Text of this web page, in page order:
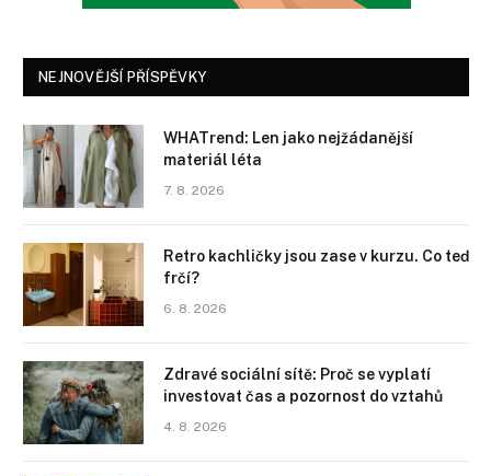
NEJNOVĚJŠÍ PŘÍSPĚVKY
WHATrend: Len jako nejžádanější
materiál léta
7. 8. 2026
Retro kachličky jsou zase v kurzu. Co teď
frčí?
6. 8. 2026
Zdravé sociální sítě: Proč se vyplatí
investovat čas a pozornost do vztahů
4. 8. 2026